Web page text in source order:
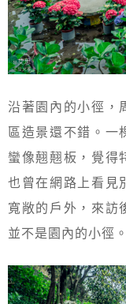
沿著園內的小徑，
區造景還不錯。一
蠻像翹翹板，覺得
也曾在網路上看見
寬敞的戶外，來訪
並不是園內的小徑。